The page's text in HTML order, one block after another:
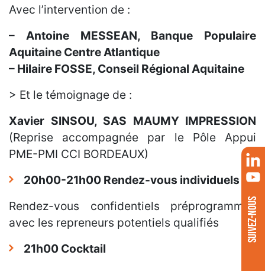
Avec l’intervention de :
– Antoine MESSEAN, Banque Populaire
Aquitaine Centre Atlantique
– Hilaire FOSSE, Conseil Régional Aquitaine
> Et le témoignage de :
Xavier SINSOU, SAS MAUMY IMPRESSION
(Reprise accompagnée par le Pôle Appui
PME-PMI CCI BORDEAUX)
20h00-21h00 Rendez-vous individuels
Rendez-vous confidentiels préprogrammés
avec les repreneurs potentiels qualifiés
21h00 Cocktail
SUIVEZ-NOUS